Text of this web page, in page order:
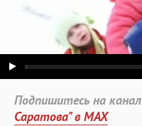
Подпишитесь на канал
Саратова" в MAX